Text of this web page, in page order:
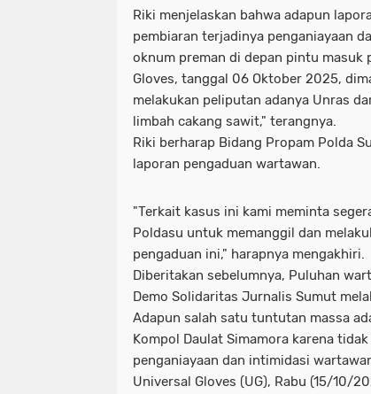
Riki menjelaskan bahwa adapun
pembiaran terjadinya penganiayaan
oknum preman di depan pintu masuk
Gloves, tanggal 06 Oktober 2025,
melakukan peliputan adanya Unras
limbah cakang sawit," terangnya.
Riki berharap Bidang Propam Polda
laporan pengaduan wartawan.
"Terkait kasus ini kami meminta
Poldasu untuk memanggil dan
pengaduan ini," harapnya mengakhiri.
Diberitakan sebelumnya, Puluhan
Demo Solidaritas Jurnalis Sumut
Adapun salah satu tuntutan massa
Kompol Daulat Simamora karena
penganiayaan dan intimidasi
Universal Gloves (UG), Rabu (15/10/